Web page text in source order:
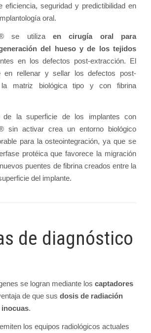
eficiencia, seguridad y predictibilidad en
oral.
se utiliza en cirugía oral para
del hueso y de los tejidos
en los defectos post-extracción. El
en rellenar y sellar los defectos post-
matriz biológica tipo y con fibrina
de la superficie de los implantes con
sin activar crea un entorno biológico
para la osteointegración, ya que se
protéica que favorece la migración
puentes de fibrina creados entre la
del implante.
de diagnóstico
se logran mediante los captadores
de que sus dosis de radiación
inocuas.
los equipos radiológicos actuales